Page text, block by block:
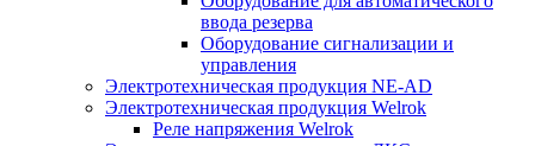
ввода резерва
Оборудование сигнализации и
управления
Электротехническая продукция NE-AD
Электротехническая продукция Welrok
Реле напряжения Welrok